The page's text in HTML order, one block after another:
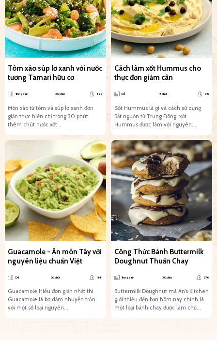
Tôm xào súp lơ xanh với nước
tương Tamari hữu cơ
Trung bình 30 phút 829
Món xào từ tôm và súp lơ xanh đơn
giản thực hiện chỉ trong 30 phút,
thêm chút nước xốt...
Cách làm xốt Hummus cho
thực đơn giảm cân
Dễ 15 phút 727
Sốt Hummus là gì và cách sử dụng
Bắt nguồn từ Trung Đông, xốt
Hummus được làm với nguyên...
Guacamole - Ăn món Tây với
nguyên liệu chuẩn Việt
Dễ 20 phút 1141
Guacamole Hiểu đơn giản nhất thì
Guacamole là bơ dầm nhuyễn trộn
với một số loại nguyên...
Công Thức Bánh Buttermilk
Doughnut Thuần Chay
Trung bình 30 phút 576
Buttermilk Doughnut mà An’s Kitchen
giới thiệu đến bạn hôm nay chính là
một loại bánh chay được làm chủ...